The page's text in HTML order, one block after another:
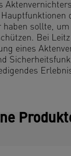
haben sollte, um
Bei
eines